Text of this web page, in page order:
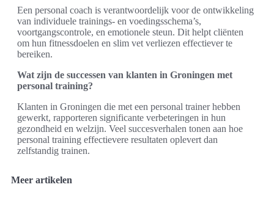
Een personal coach is verantwoordelijk voor de ontwikkeling
van individuele trainings- en voedingsschema’s,
voortgangscontrole, en emotionele steun. Dit helpt cliënten
om hun fitnessdoelen en slim vet verliezen effectiever te
bereiken.
Wat zijn de successen van klanten in Groningen met
personal training?
Klanten in Groningen die met een personal trainer hebben
gewerkt, rapporteren significante verbeteringen in hun
gezondheid en welzijn. Veel succesverhalen tonen aan hoe
personal training effectievere resultaten oplevert dan
zelfstandig trainen.
Meer artikelen